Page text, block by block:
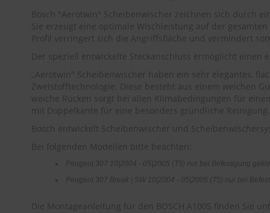
Bosch "Aerotwin" Scheibenwischer zeichnen sich durch
Sie erzeugt eine optimale Wischleistung auf der
Profil verringert sich die Angriffsfläche und vermindert
Der speziell entwickelte Steckanschluss ermöglicht einen
„Aerotwin" Scheibenwischer haben ein sehr elegantes,
Zweistofftechnologie. Diese besteht aus einem weichen
weiche Rücken sorgt bei allen Klimabedingungen für
mit Doppelkante für eine besonders gründliche Reinigung.
Bosch entwickelt Scheibenwischer und
Bei folgenden Modellen bitte beachten:
Peugeot 307 10|2004 - 05|2005 (T5) nur bei Befestigung
Peugeot 307 Break | SW 10|2004 - 05|2005 (T5) nur bei
Die Montageanleitung für den BOSCH A100S finden Sie